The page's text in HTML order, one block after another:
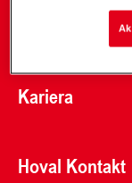
Kariera
Hoval Kontakt